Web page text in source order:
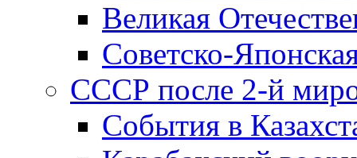
Великая
Советско-
СССР после 2-й
События в